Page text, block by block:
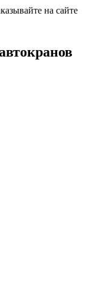
на сайте